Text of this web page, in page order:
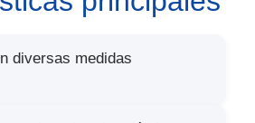
diversas medidas